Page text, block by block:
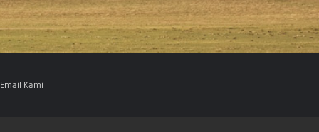
Email Kami